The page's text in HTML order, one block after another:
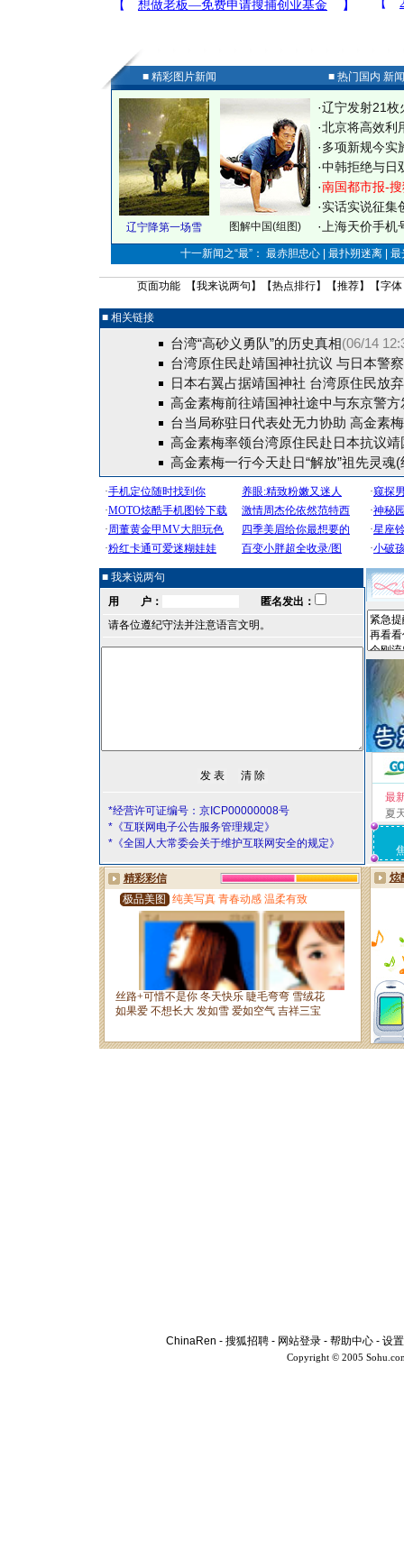
■ 精彩图片新闻 ■ 热门国内 新
辽宁降第一场雪 图解中国(组图)
·辽宁发射21枚
·北京将高效利
·多项新规今实
·中韩拒绝与日
·南国都市报-
·实话实说征集
· 上海天价手
十一新闻之“最”： 最赤胆忠心 | 最扑朔迷离 |
页面功能 【我来说两句 】【热点排行】【推荐】【字体
■ 相关链接
台湾“高砂义勇队”的历史真相(06/14
台湾原住民赴靖国神社抗议 与日本警
日本右翼占据靖国神社 台湾原住民放弃
高金素梅前往靖国神社途中与东京警方
台当局称驻日代表处无力协助 高金素
高金素梅率领台湾原住民赴日本抗议靖
高金素梅一行今天赴日“解放”祖先灵魂
■ 我来说两句
用 户：
匿名发出：
请各位遵纪守法并注意语言文明。
*经营许可证编号：京ICP00000008号
*《互联网电子公告服务管理规定》
*《全国人大常委会关于维护互联网安全的规定》
最
夏
ChinaRen - 搜狐招聘 - 网站登录 - 帮助中心 - 设
Copyright © 2005